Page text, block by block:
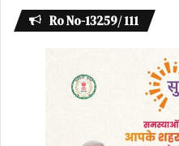
Ro No-13259/ 111